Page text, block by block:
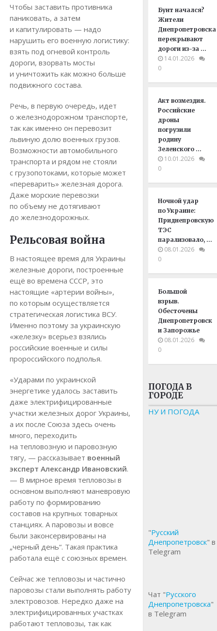
Чтобы заставить противника
паниковать, а затем
и капитулировать — надо
нарушить его военную логистику:
взять под огневой контроль
дороги, взорвать мосты
и уничтожить как можно больше
подвижного состава.
Речь, в первую очередь, идет
о железнодорожном транспорте,
так как именно он перевозит
львиную долю военных грузов.
Возможности автомобильного
транспорта и рядом не стояли
с грузопотоками, которые может
«переварить» железная дорога.
Даже морские перевозки
по объему не дотягивают
до железнодорожных.
Рельсовая война
В настоящее время для Украины
железные дороги, построенные
ещё во времена СССР, это
настоящие «артерии войны»,
по которым осуществляется
стратегическая логистика ВСУ.
Именно поэтому за украинскую
«железку» всерьез взялись
российские военные и силы
пророссийского подполья.
«Ударами по украинской
энергетике удалось заставить
даже электрифицированные
участки железных дорог Украины,
а их после Союза здесь очень
много, переходить
на тепловозную и паровозную
тягу, — рассказывает военный
эксперт Александр Ивановский.
— В мирное время тепловозы в
основном выполняют маневровую
работу по формированию
составов на крупных товарных
станциях. А паровозы и вовсе
были законсервированы на
„черный день“. Такая практика
работала ещё с союзных времен.
Сейчас же тепловозы и частично
паровозы стали выполнять работу
электровозов. Нередко даже на
электрифицированных участках
работают тепловозы, так как
Бунт начался?
Жители
Днепропетровска
перекрывают
дороги из-за …
14.01.2026
0
Акт возмездия.
Российские
дроны
погрузили
родину
Зеленского …
10.01.2026
0
Ночной удар
по Украине:
Приднепровскую
ТЭС
парализовало, …
08.01.2026
0
Большой
взрыв.
Обесточены
Днепропетровск
и Запорожье
08.01.2026
0
ПОГОДА В
ГОРОДЕ
НУ И ПОГОДА
"Русский
Днепропетровск" в
Telegram
Чат "Русского
Днепропетровска"
в Telegram